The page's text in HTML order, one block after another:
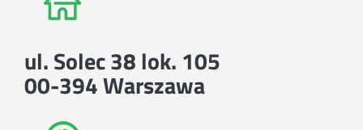
ul. Solec 38 lok. 105
00-394 Warszawa